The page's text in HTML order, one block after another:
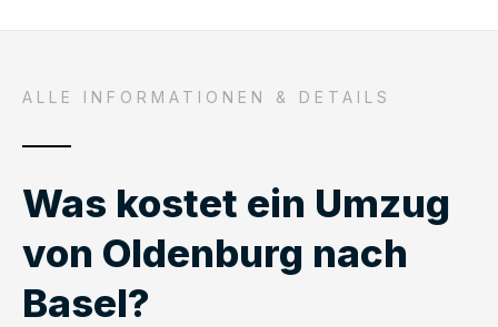
ALLE INFORMATIONEN & DETAILS
Was kostet ein Umzug
von Oldenburg nach
Basel?